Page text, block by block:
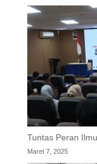
Tuntas Peran
Maret 7, 2025